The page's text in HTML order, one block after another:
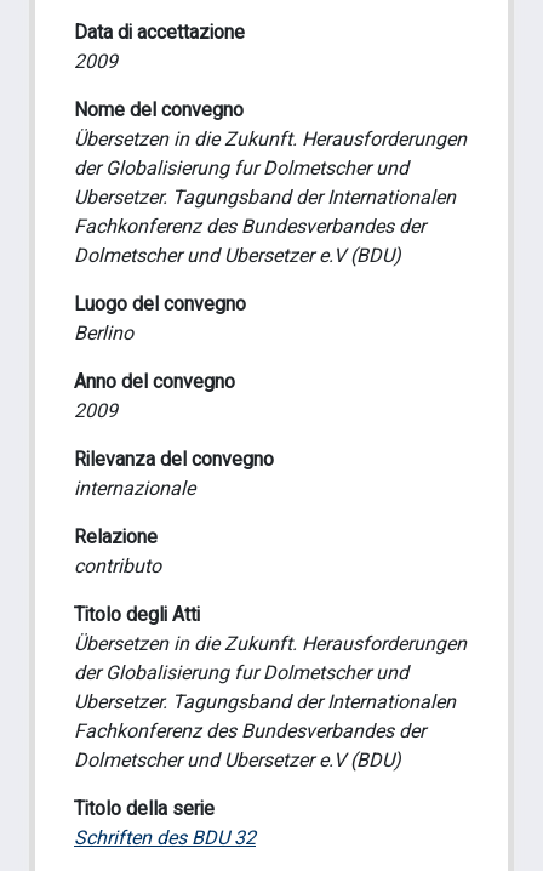
Data di accettazione
2009
Nome del convegno
Übersetzen in die Zukunft. Herausforderungen
der Globalisierung fur Dolmetscher und
Ubersetzer. Tagungsband der Internationalen
Fachkonferenz des Bundesverbandes der
Dolmetscher und Ubersetzer e.V (BDU)
Luogo del convegno
Berlino
Anno del convegno
2009
Rilevanza del convegno
internazionale
Relazione
contributo
Titolo degli Atti
Übersetzen in die Zukunft. Herausforderungen
der Globalisierung fur Dolmetscher und
Ubersetzer. Tagungsband der Internationalen
Fachkonferenz des Bundesverbandes der
Dolmetscher und Ubersetzer e.V (BDU)
Titolo della serie
Schriften des BDU 32